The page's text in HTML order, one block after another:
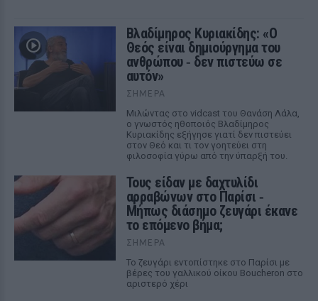
Βλαδίμηρος Κυριακίδης: «Ο
Θεός είναι δημιούργημα του
ανθρώπου ‑ δεν πιστεύω σε
αυτόν»
ΣΉΜΕΡΑ
Μιλώντας στο vidcast του Θανάση Λάλα,
ο γνωστός ηθοποιός Βλαδίμηρος
Κυριακίδης εξήγησε γιατί δεν πιστεύει
στον Θεό και τι τον γοητεύει στη
φιλοσοφία γύρω από την ύπαρξή του.
Τους είδαν με δαχτυλίδι
αρραβώνων στο Παρίσι ‑
Μήπως διάσημο ζευγάρι έκανε
το επόμενο βήμα;
ΣΉΜΕΡΑ
Το ζευγάρι εντοπίστηκε στο Παρίσι με
βέρες του γαλλικού οίκου Boucheron στο
αριστερό χέρι